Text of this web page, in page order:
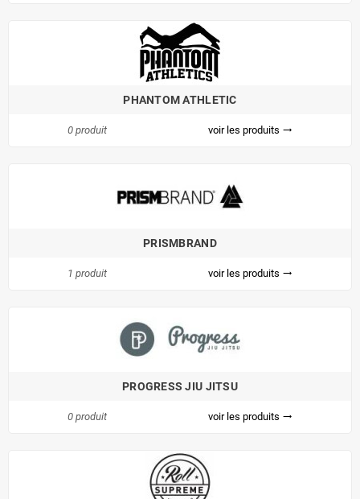
PHANTOM ATHLETIC
0 produit voir les produits trending_flat
PRISMBRAND
1 produit voir les produits trending_flat
PROGRESS JIU JITSU
0 produit voir les produits trending_flat